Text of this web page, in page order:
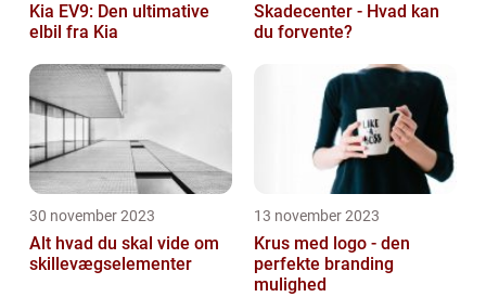
Kia EV9: Den ultimative
elbil fra Kia
Skadecenter - Hvad kan
du forvente?
30 november 2023
Alt hvad du skal vide om
skillevægselementer
13 november 2023
Krus med logo - den
perfekte branding
mulighed